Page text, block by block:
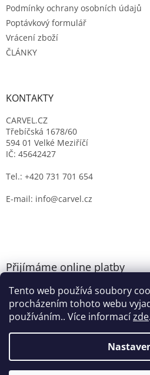
Tento web používá soubory
procházením tohoto webu
používáním.. Více informacízde.
Podmínky ochrany osobních údajů
Poptávkový formulář
Vrácení zboží
ČLÁNKY
KONTAKTY
CARVEL.CZ
Třebíčská 1678/60
594 01 Velké Meziříčí
IČ: 45642427
Tel.: +420 731 701 654
E-mail: info@carvel.cz
Přijímáme online platby
Vytvořil